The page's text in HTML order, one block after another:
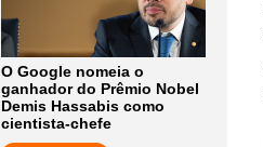
O Google nomeia o
ganhador do Prêmio Nobel
Demis Hassabis como
cientista-chefe